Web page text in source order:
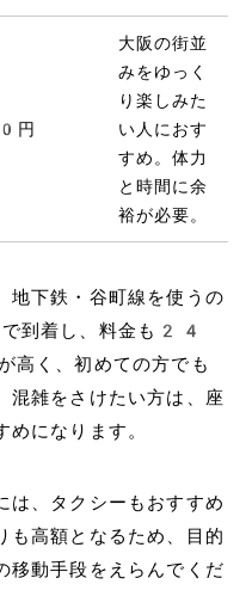
0円
大阪の街並
みをゆっく
り楽しみた
い人におす
すめ。体力
と時間に余
裕が必要。
地下鉄・谷町線を使うの
到着し、料金も24
高く、初めての方でも
混雑をさけたい方は、座
になります。
は、タクシーもおすすめ
も高額となるため、目的
移動手段をえらんでくだ